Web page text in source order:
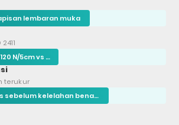
lembaran muka
Lapisan pisau 80 – 120 N/5cm vs kalender 40–55 N/5cm
terukur
3.000 – 5.000 siklus sebelum kelelahan benang terdeteksi